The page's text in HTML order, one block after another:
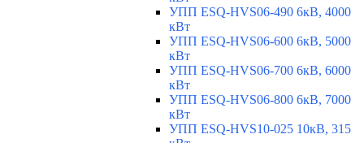
УПП ESQ-HVS06-490 6кВ, 4000
кВт
УПП ESQ-HVS06-600 6кВ, 5000
кВт
УПП ESQ-HVS06-700 6кВ, 6000
кВт
УПП ESQ-HVS06-800 6кВ, 7000
кВт
УПП ESQ-HVS10-025 10кВ, 315